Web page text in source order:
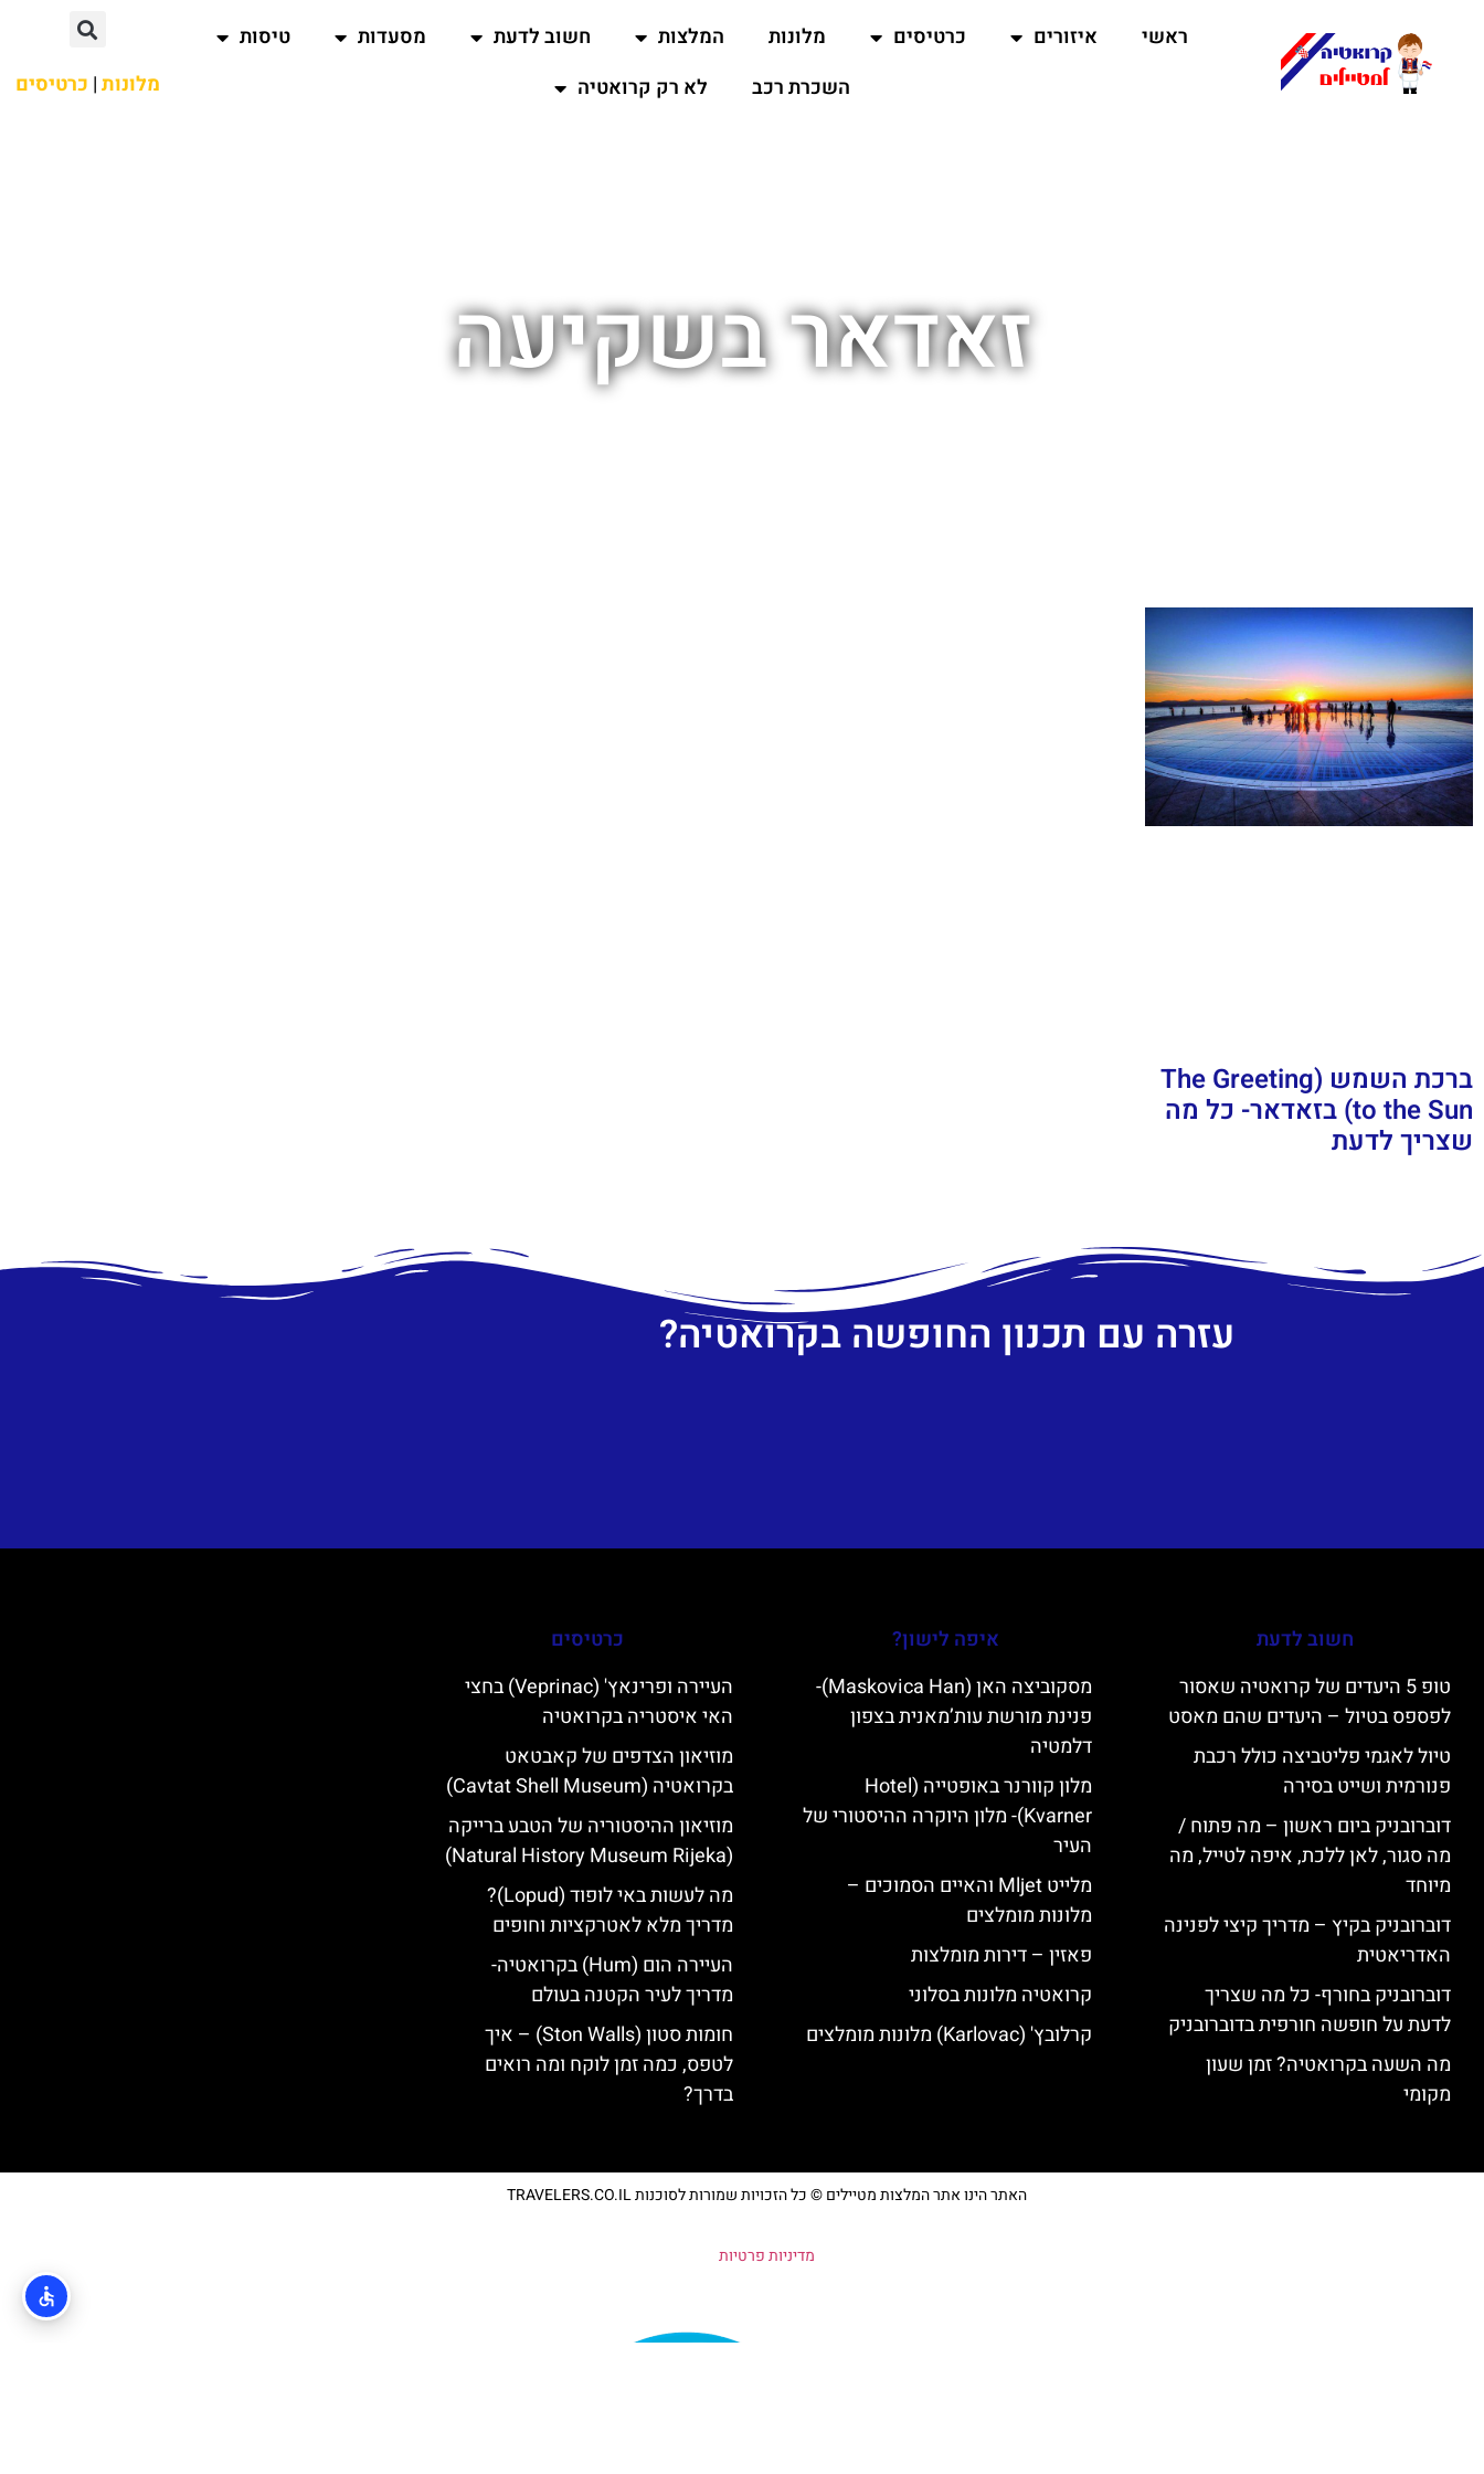
ראשי איזורים כרטיסים מלונות המלצות חשוב לדעת מסעדות
טיסות
השכרת רכב
לא רק קרואטיה מלונות| כרטיסים
זאדאר בשקיעה
ברכת השמש (The Greeting
to the Sun) בזאדאר- כל מה
שצריך לדעת
עזרה עם תכנון החופשה בקרואטיה?
חשוב לדעת
טופ 5 היעדים של קרואטיה שאסור
לפספס בטיול – היעדים שהם מאסט
טיול לאגמי פליטביצה כולל רכבת
פנורמית ושייט בסירה
דוברובניק ביום ראשון – מה פתוח /
מה סגור, לאן ללכת, איפה לטייל, מה
מיוחד
דוברובניק בקיץ – מדריך קיצי לפנינה
האדריאטית
דוברובניק בחורף- כל מה שצריך
לדעת על חופשה חורפית בדוברובניק
מה השעה בקרואטיה? זמן שעון
מקומי
איפה לישון?
מסקוביצה האן (Maskovica Han)-
פנינת מורשת עות’מאנית בצפון
דלמטיה
מלון קוורנר באופטייה (Hotel
Kvarner)- מלון היוקרה ההיסטורי של
העיר
מלייט Mljet והאיים הסמוכים –
מלונות מומלצים
פאזין – דירות מומלצות
קרואטיה מלונות בסלוני
קרלובץ' (Karlovac) מלונות מומלצים
כרטיסים
העיירה ופרינאץ' (Veprinac) בחצי
האי איסטריה בקרואטיה
מוזיאון הצדפים של קאבטאט
בקרואטיה (Cavtat Shell Museum)
מוזיאון ההיסטוריה של הטבע ברייקה
(Natural History Museum Rijeka)
מה לעשות באי לופוד (Lopud)?
מדריך מלא לאטרקציות וחופים
העיירה הום (Hum) בקרואטיה-
מדריך לעיר הקטנה בעולם
חומות סטון (Ston Walls) – איך
לטפס, כמה זמן לוקח ומה רואים
בדרך?
האתר הינו אתר המלצות מטיילים © כל הזכויות שמורות לסוכנות TRAVELERS.CO.IL
מדיניות פרטיות